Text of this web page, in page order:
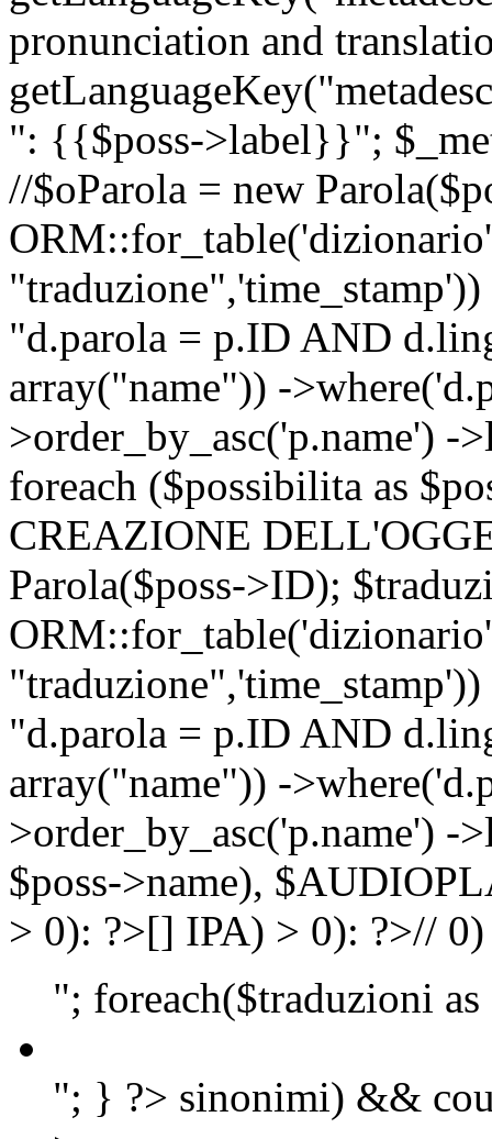
pronunciation and
": {{$poss->label}}";
//$oParola = new
"d.parola = p.ID AND
array("name")) -
>order_by_asc('p.name')
foreach ($possibilita as
CREAZIONE
Parola($poss->ID);
"d.parola = p.ID AND
array("name")) -
>order_by_asc('p.name')
$poss->name),
> 0): ?>[] IPA) > 0): ?>//
"; foreach($traduzioni
"; } ?> sinonimi) &&